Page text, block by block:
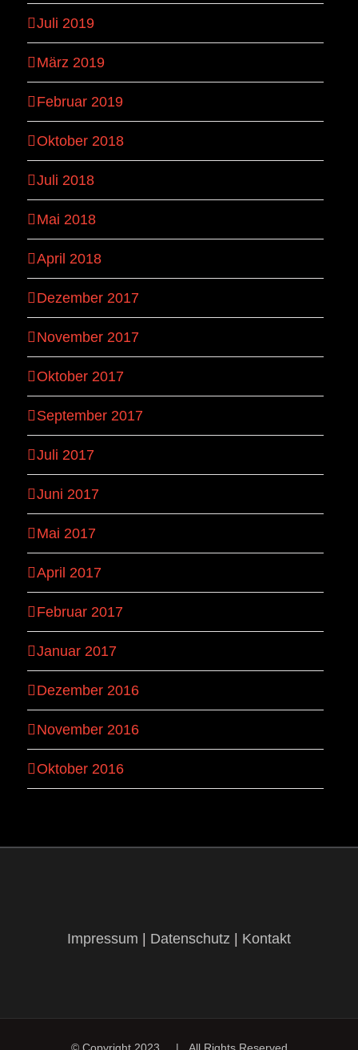
Juli 2019
März 2019
Februar 2019
Oktober 2018
Juli 2018
Mai 2018
April 2018
Dezember 2017
November 2017
Oktober 2017
September 2017
Juli 2017
Juni 2017
Mai 2017
April 2017
Februar 2017
Januar 2017
Dezember 2016
November 2016
Oktober 2016
Impressum | Datenschutz | Kontakt
© Copyright 2023 | All Rights Reserved